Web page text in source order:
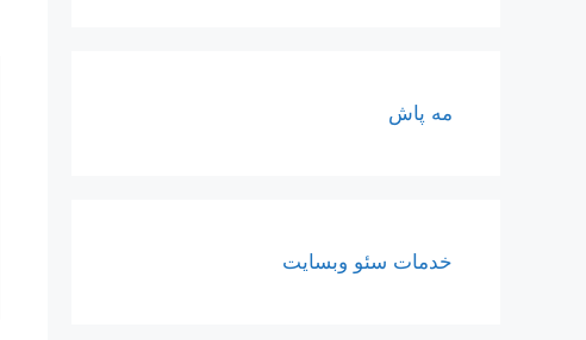
مه پاش
خدمات سئو وبسایت